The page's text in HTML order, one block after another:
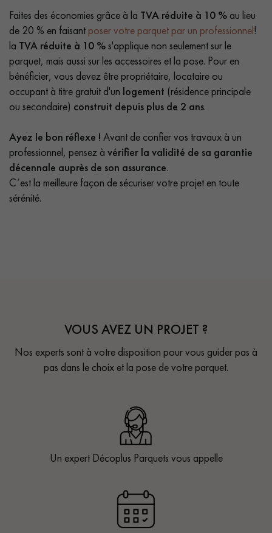
Faites des économies grâce à la TVA réduite à 10 % au lieu
de 20 % en faisant poser votre parquet par un professionnel!
la TVA réduite à 10 %s'applique non seulement sur le
parquet, mais aussi sur les accessoires et la pose. Pour en
bénéficier, vous devez être propriétaire, locataire ou
occupant à titre gratuit d'un logement (résidence principale
ou secondaire) construit depuis plus de 2 ans.
Ayez le bon réflexe ! Avant de confier vos travaux à un
professionnel, pensez à vérifier la validité de sa garantie
décennale auprès de son assurance.
C’est la meilleure façon de sécuriser votre projet en toute
sérénité.
VOUS AVEZ UN PROJET ?
Nos experts sont à votre disposition pour vous guider pas à
pas dans le choix et la pose de votre parquet.
Un expert Décoplus Parquets vous appelle